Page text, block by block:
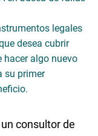
legales
desea cubrir
hacer algo nuevo
su primer
consultor de